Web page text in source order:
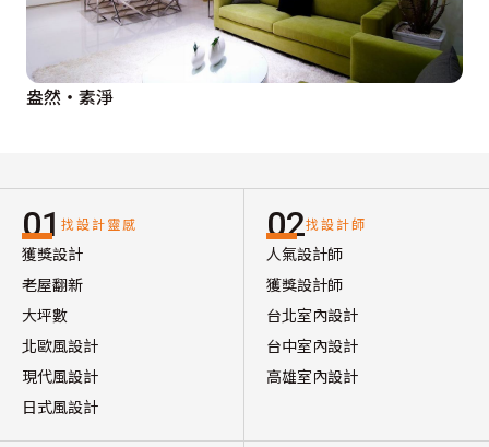
盎然‧素淨
01 找設計靈感
獲獎設計
老屋翻新
大坪數
北歐風設計
現代風設計
日式風設計
02找設計師
人氣設計師
獲獎設計師
台北室內設計
台中室內設計
高雄室內設計